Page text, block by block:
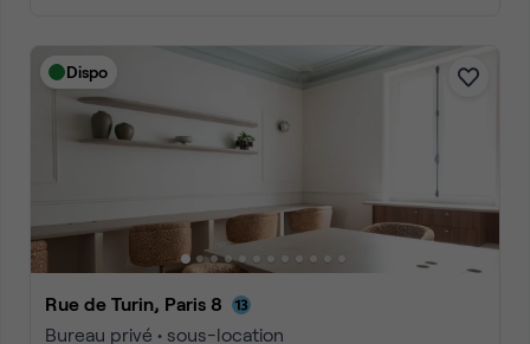
Dispo
Rue de Turin, Paris 8
Bureau privé • sous-location